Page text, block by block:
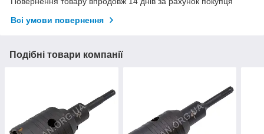
Всі умови повернення
Подібні товари компанії